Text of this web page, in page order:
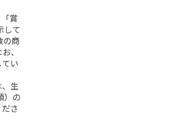
賞
して
の商
、
い
生
）の
さ